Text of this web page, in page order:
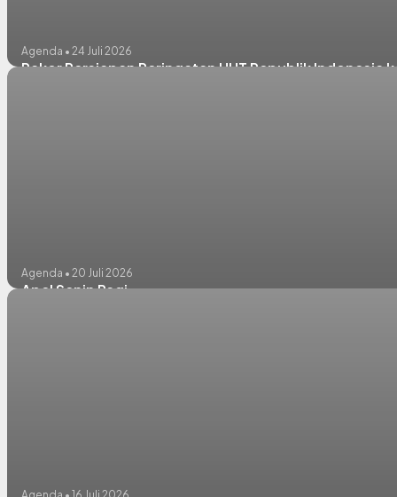
Agenda • 24 Juli 2026
Rakor Persiapan Peringatan HUT Republik Indonesia
Agenda • 20 Juli 2026
Apel Senin Pagi